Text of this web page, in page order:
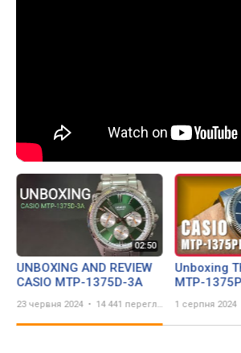
UNBOXING AND REVIEW
CASIO MTP-1375D-3A
23 червня 2024 14 441 перегляд
Unboxing
MTP-
1 серпня 2024